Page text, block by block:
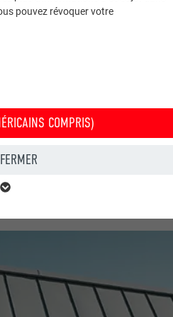
pouvez révoquer votre
COMPRIS)
cookies
à comprendre comment le site